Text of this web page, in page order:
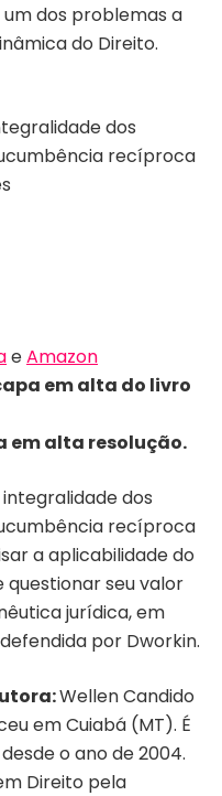
dos problemas a
do Direito.
dos
recíproca
eAmazon
em alta do livro
em alta resolução.
integralidade dos
recíproca
a aplicabilidade do
questionar seu valor
jurídica, em
por Dworkin.
Wellen Candido
em Cuiabá (MT). É
o ano de 2004.
Direito pela